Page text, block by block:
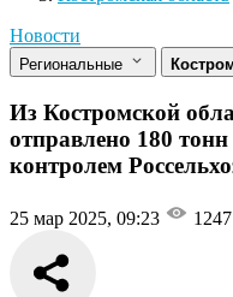
Новости
Региональные
Из Костромской
отправлено 180
контролем
25 мар 2025, 09:23 1247